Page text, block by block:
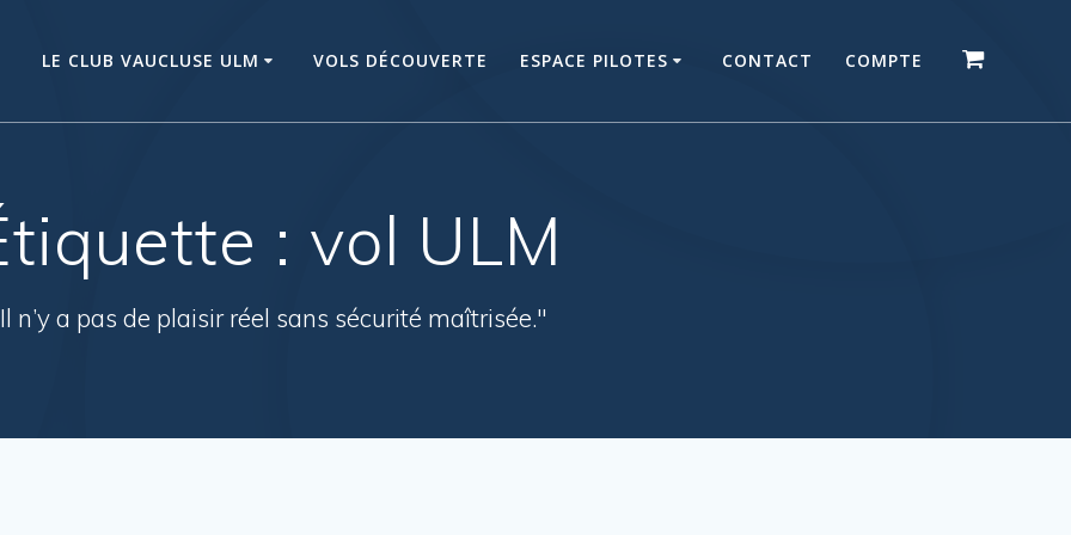
LE CLUB VAUCLUSE ULM VOLS DÉCOUVERTE ESPACE PILOTES CONTACT COMPTE
: vol ULM
n’y a pas de plaisir réel sans sécurité maîtrisée."